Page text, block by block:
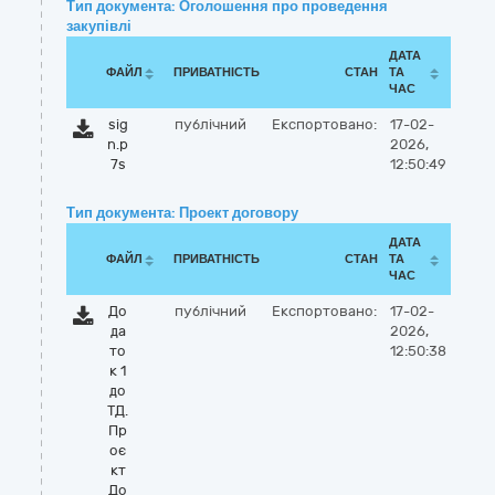
Тип документа: Оголошення про проведення
закупівлі
ФАЙЛ ПРИВАТНІСТЬ СТАН
ДАТА
ТА
ЧАС
sig
n.p
7s
публічний Експортовано:
17-02-
2026,
12:50:49
Тип документа: Проект договору
ФАЙЛ ПРИВАТНІСТЬ СТАН
ДАТА
ТА
ЧАС
До
да
то
к 1
до
ТД.
Пр
оє
кт
До
публічний Експортовано:
17-02-
2026,
12:50:38